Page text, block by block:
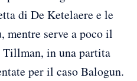
di De Ketelaere e le
mentre serve a poco il
Tillman, in una partita
per il caso Balogun.